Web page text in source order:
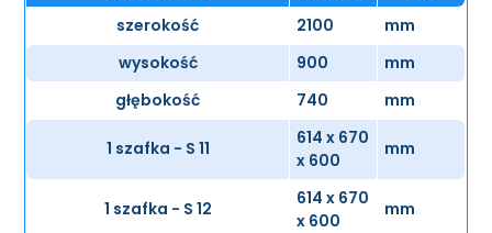
szerokość
2100
mm
wysokość
900
mm
głębokość
740 mm
1 szafka - S 11
614 x 670
x 600
mm
1 szafka - S 12
614 x 670
x 600
mm